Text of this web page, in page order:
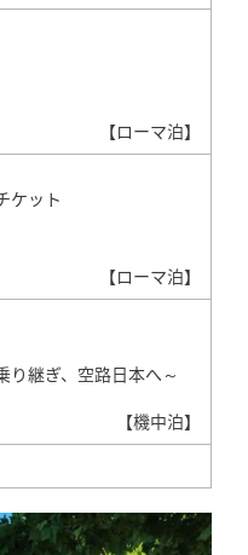
【ローマ泊】
ケット
【ローマ泊】
り継ぎ、空路日本へ～
【機中泊】